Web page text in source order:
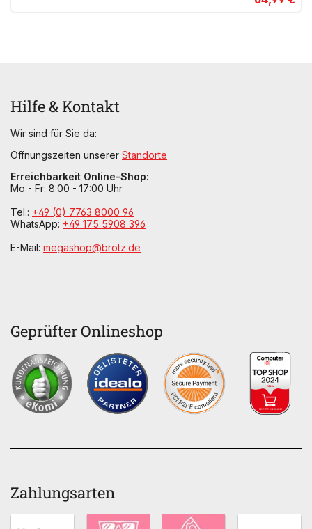
Hilfe & Kontakt
Wir sind für Sie da:
Öffnungszeiten unserer Standorte
Erreichbarkeit Online-Shop:
Mo - Fr: 8:00 - 17:00 Uhr
Tel.: +49 (0) 7763 8000 96
WhatsApp: +49 175 5908 396
E-Mail: megashop@brotz.de
Geprüfter Onlineshop
Zahlungsarten